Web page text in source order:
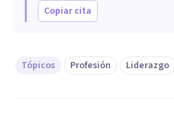
Copiar cita
Tópicos Profesión Liderazgo